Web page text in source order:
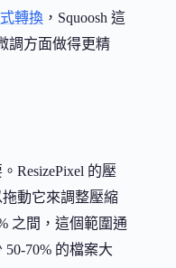
轉換 ，Squoosh 這
調方面做得更精
ResizePixel 的壓
動它來調整壓縮
之間，這個範圍通
70% 的檔案大